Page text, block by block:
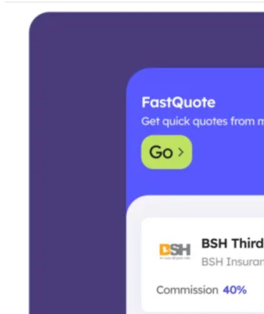
Nguồn hỗ trợ riêng biệt để giúp đại lý giải quyết các câu hỏi hoặc vấn đề